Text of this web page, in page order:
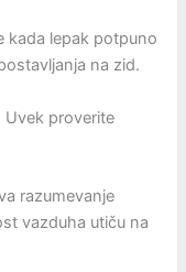
kada lepak potpuno
na zid.
Uvek proverite
razumevanje
vazduha utiču na